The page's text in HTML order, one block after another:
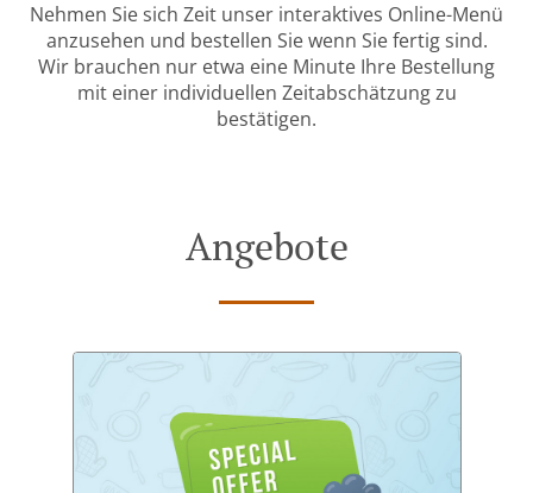
Nehmen Sie sich Zeit unser interaktives Online-Menü
anzusehen und bestellen Sie wenn Sie fertig sind.
Wir brauchen nur etwa eine Minute Ihre Bestellung
mit einer individuellen Zeitabschätzung zu
bestätigen.
Angebote